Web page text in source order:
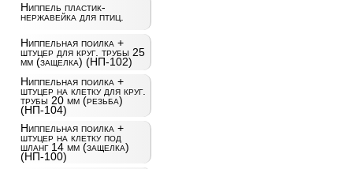
Ниппель пластик-
нержавейка для птиц.
Ниппельная поилка +
штуцер для круг. трубы 25
мм (защелка) (НП-102)
Ниппельная поилка +
штуцер на клетку для круг.
трубы 20 мм (резьба)
(НП-104)
Ниппельная поилка +
штуцер на клетку под
шланг 14 мм (защелка)
(НП-100)